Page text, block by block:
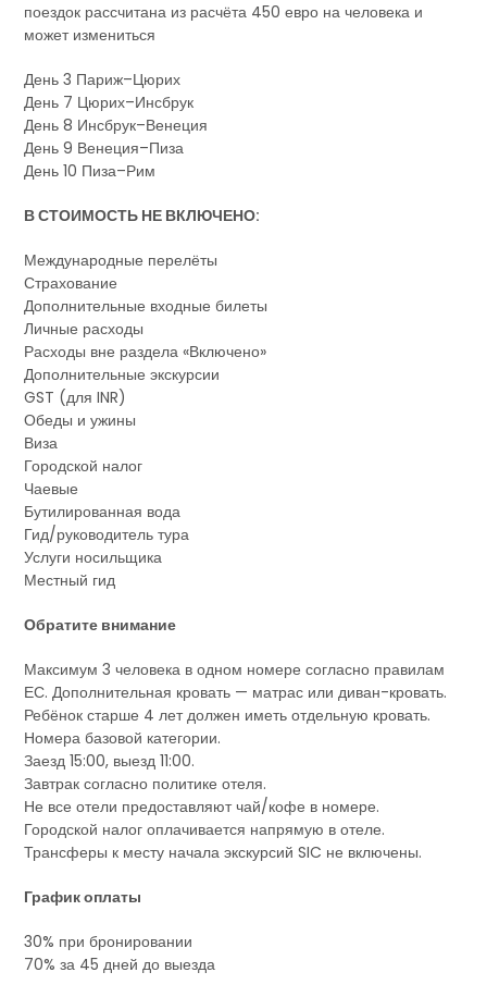
поездок рассчитана из расчёта 450 евро на человека и
может измениться
День 3 Париж–Цюрих
День 7 Цюрих–Инсбрук
День 8 Инсбрук–Венеция
День 9 Венеция–Пиза
День 10 Пиза–Рим
В СТОИМОСТЬ НЕ ВКЛЮЧЕНО:
Международные перелёты
Страхование
Дополнительные входные билеты
Личные расходы
Расходы вне раздела «Включено»
Дополнительные экскурсии
GST (для INR)
Обеды и ужины
Виза
Городской налог
Чаевые
Бутилированная вода
Гид/руководитель тура
Услуги носильщика
Местный гид
Обратите внимание
Максимум 3 человека в одном номере согласно правилам
ЕС. Дополнительная кровать — матрас или диван-кровать.
Ребёнок старше 4 лет должен иметь отдельную кровать.
Номера базовой категории.
Заезд 15:00, выезд 11:00.
Завтрак согласно политике отеля.
Не все отели предоставляют чай/кофе в номере.
Городской налог оплачивается напрямую в отеле.
Трансферы к месту начала экскурсий SIC не включены.
График оплаты
30% при бронировании
70% за 45 дней до выезда